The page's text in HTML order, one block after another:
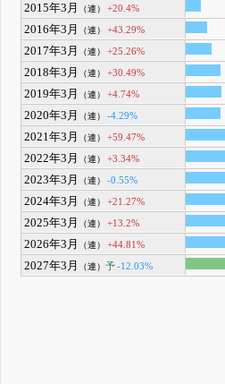
2015年3月
（連） +20.4%
2016年3月
（連） +43.29%
2017年3月
（連） +25.26%
2018年3月
（連） +30.49%
2019年3月
（連） +4.74%
2020年3月
（連） -4.29%
2021年3月
（連） +59.47%
2022年3月
（連） +3.34%
2023年3月
（連） -0.55%
2024年3月
（連） +21.27%
2025年3月
（連） +13.2%
2026年3月
（連） +44.81%
2027年3月
（連）予-12.03%